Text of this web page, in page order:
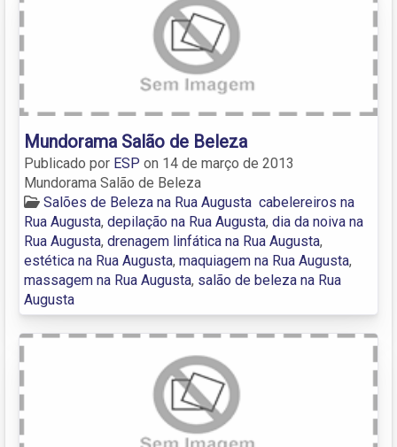
Mundorama Salão de Beleza
Publicado por ESP on 14 de março de 2013
Mundorama Salão de Beleza
Salões de Beleza na Rua Augusta cabelereiros na
Rua Augusta, depilação na Rua Augusta, dia da noiva na
Rua Augusta, drenagem linfática na Rua Augusta,
estética na Rua Augusta, maquiagem na Rua Augusta,
massagem na Rua Augusta, salão de beleza na Rua
Augusta